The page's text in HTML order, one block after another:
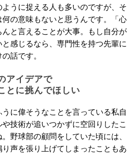
うに捉える人も多いのですが、そ
の意味もないと思うんです。「心
と言えることが大事。もし自分が
感じるなら、専門性を持つ先輩に
話です。
アイデアで
とに挑んでほしい
うに偉そうなことを言っている私自
技術が追いつかずに空回りしたこ
野球部の顧問をしていた頃には、
声を張り上げてしまったこともあ